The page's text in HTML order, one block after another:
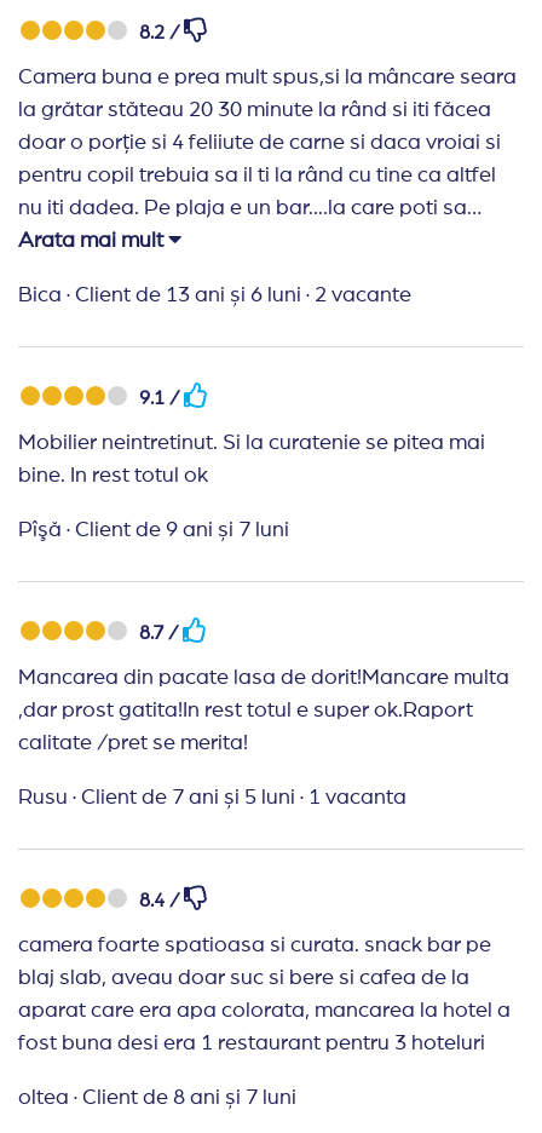
8.2 /
Camera buna e prea mult spus,si la mâncare seara
la grătar stăteau 20 30 minute la rând si iti făcea
doar o porție si 4 feliiute de carne si daca vroiai si
pentru copil trebuia sa il ti la rând cu tine ca altfel
nu iti dadea. Pe plaja e un bar....la care poti sa
consumi bere si suc acolo am fost tratați cu sila am
soțului sa plece....Nu o sa mai ajung la acest hotel
Arata mai mult
Bica · Client de 13 ani și 6 luni · 2 vacante
9.1 /
Mobilier neintretinut. Si la curatenie se pitea mai
bine. In rest totul ok
Pîşă · Client de 9 ani și 7 luni
8.7 /
Mancarea din pacate lasa de dorit!Mancare multa
,dar prost gatita!In rest totul e super ok.Raport
calitate /pret se merita!
Rusu · Client de 7 ani și 5 luni · 1 vacanta
8.4 /
camera foarte spatioasa si curata. snack bar pe
blaj slab, aveau doar suc si bere si cafea de la
aparat care era apa colorata, mancarea la hotel a
fost buna desi era 1 restaurant pentru 3 hoteluri
oltea · Client de 8 ani și 7 luni